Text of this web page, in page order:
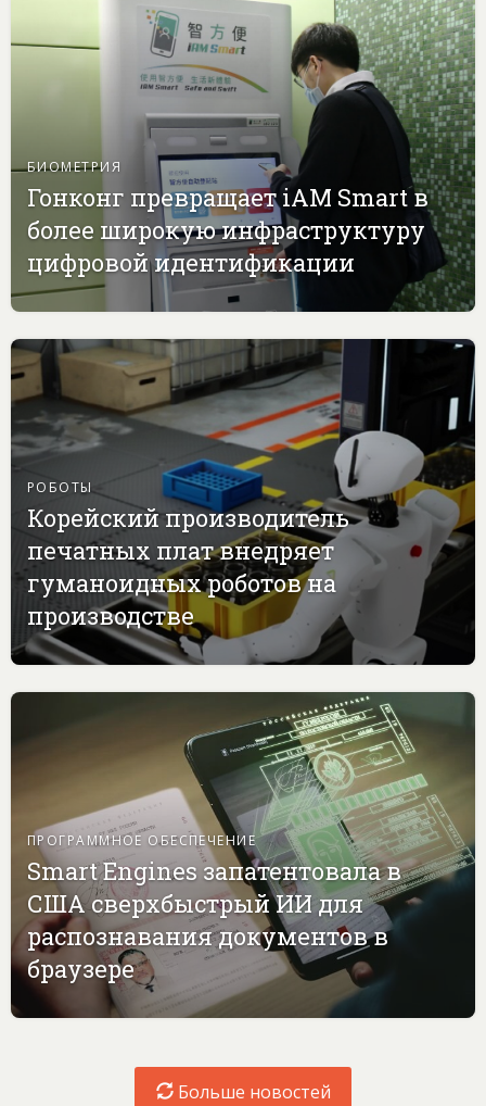
БИОМЕТРИЯ
Гонконг превращает iAM Smart в
более широкую инфраструктуру
цифровой идентификации
РОБОТЫ
Корейский производитель
печатных плат внедряет
гуманоидных роботов на
производстве
ПРОГРАММНОЕ ОБЕСПЕЧЕНИЕ
Smart Engines запатентовала в
США сверхбыстрый ИИ для
распознавания документов в
браузере
Больше новостей